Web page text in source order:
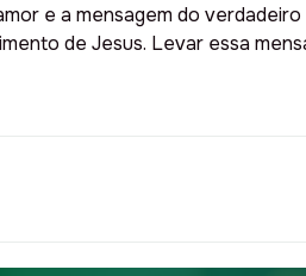
e a mensagem do
de Jesus. Levar essa